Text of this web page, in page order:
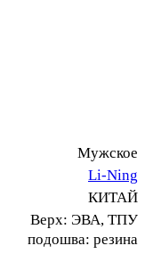
Мужское
Li-Ning
КИТАЙ
Верх: ЭВА, ТПУ
подошва: резина